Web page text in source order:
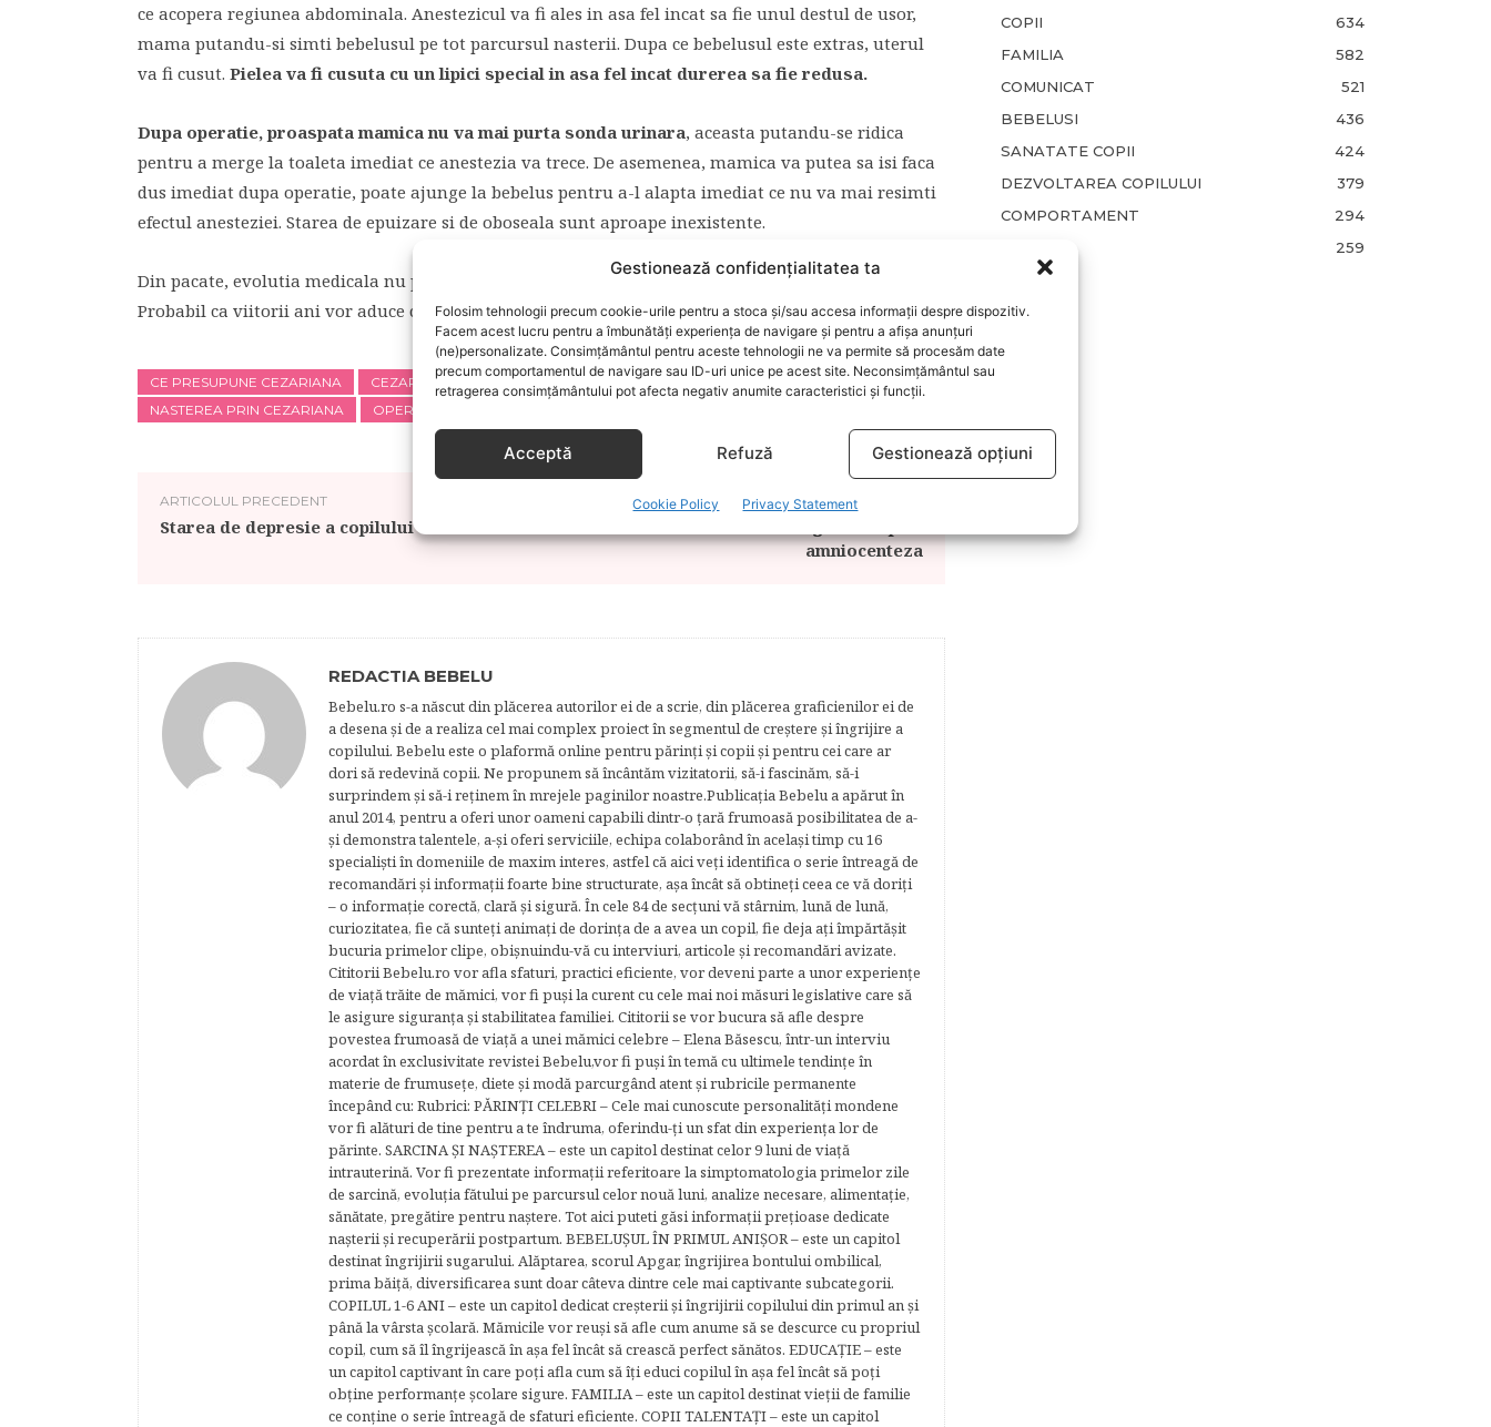
Gestionează confidențialitatea ta
Folosim tehnologii precum cookie-urile pentru a stoca și/sau accesa informații despre dispozitiv.
Facem acest lucru pentru a îmbunătăți experiența de navigare și pentru a afișa anunțuri
(ne)personalizate. Consimțământul pentru aceste tehnologii ne va permite să procesăm date
precum comportamentul de navigare sau ID-uri unice pe acest site. Neconsimțământul sau
retragerea consimțământului pot afecta negativ anumite caracteristici și funcții.
Acceptă Refuză Gestionează opțiuni
Cookie Policy Privacy Statement
ce acopera regiunea abdominala. Anestezicul va fi ales in asa fel incat sa fie unul destul de usor,
mama putandu-si simti bebelusul pe tot parcursul nasterii. Dupa ce bebelusul este extras, uterul
va fi cusut. Pielea va fi cusuta cu un lipici special in asa fel incat durerea sa fie redusa.
Dupa operatie, proaspata mamica nu va mai purta sonda urinara, aceasta putandu-se ridica
pentru a merge la toaleta imediat ce anestezia va trece. De asemenea, mamica va putea sa isi faca
dus imediat dupa operatie, poate ajunge la bebelus pentru a-l alapta imediat ce nu va mai resimti
efectul anesteziei. Starea de epuizare si de oboseala sunt aproape inexistente.
Din pacate, evolutia medicala nu permite aplicarea unei astfel de tehnici in prezent, in Romania.
Probabil ca viitorii ani vor aduce cadou asemenea procedee moderne.
CE PRESUPUNE CEZARIANA CEZARIANA CEZARIANA FARA DURERE
NASTERE
NASTEREA PRIN CEZARIANA
OPERATIA CEZARIANA
ARTICOLUL PRECEDENT
Starea de depresie a copilului care sforaie
ARTICOLUL URMĂTOR
amniocenteza
REDACTIA BEBELU
Bebelu.ro s-a născut din plăcerea autorilor ei de a scrie, din plăcerea graficienilor ei de
a desena şi de a realiza cel mai complex proiect în segmentul de creştere şi îngrijire a
copilului. Bebelu este o plaformă online pentru părinţi şi copii şi pentru cei care ar
dori să redevină copii. Ne propunem să încântăm vizitatorii, să-i fascinăm, să-i
surprindem şi să-i reţinem în mrejele paginilor noastre.​ Publicația Bebelu a apărut în
anul 2014, pentru a oferi unor oameni capabili dintr-o ţară frumoasă posibilitatea de a-
şi demonstra talentele, a-şi oferi serviciile, echipa colaborând în acelaşi timp cu 16
specialişti în domeniile de maxim interes, astfel că aici veţi identifica o serie întreagă de
recomandări şi informaţii foarte bine structurate, aşa încât să obtineţi ceea ce vă doriţi
– o informaţie corectă, clară şi sigură. În cele 84 de secțuni vă stârnim, lună de lună,
curiozitatea, fie că sunteţi animaţi de dorinţa de a avea un copil, fie deja aţi împărtăşit
bucuria primelor clipe, obişnuindu-vă cu interviuri, articole şi recomandări avizate.
Cititorii Bebelu.ro vor afla sfaturi, practici eficiente, vor deveni parte a unor experienţe
de viaţă trăite de mămici, vor fi puşi la curent cu cele mai noi măsuri legislative care să
le asigure siguranţa şi stabilitatea familiei. Cititorii se vor bucura să afle despre
povestea frumoasă de viață a unei mămici celebre – Elena Băsescu, într-un interviu
acordat în exclusivitate revistei Bebelu,vor fi puşi în temă cu ultimele tendinţe în
materie de frumuseţe, diete şi modă parcurgând atent şi rubricile permanente
începând cu: Rubrici: PĂRINŢI CELEBRI – Cele mai cunoscute personalităţi mondene
vor fi alături de tine pentru a te îndruma, oferindu-ţi un sfat din experienţa lor de
părinte. SARCINA ŞI NAŞTEREA – este un capitol destinat celor 9 luni de viaţă
intrauterină. Vor fi prezentate informaţii referitoare la simptomatologia primelor zile
de sarcină, evoluţia fătului pe parcursul celor nouă luni, analize necesare, alimentaţie,
sănătate, pregătire pentru naştere. Tot aici puteti găsi informaţii preţioase dedicate
naşterii şi recuperării postpartum. BEBELUŞUL ÎN PRIMUL ANIŞOR – este un capitol
destinat îngrijirii sugarului. Alăptarea, scorul Apgar, îngrijirea bontului ombilical,
prima băiţă, diversificarea sunt doar câteva dintre cele mai captivante subcategorii.
COPILUL 1-6 ANI – este un capitol dedicat creşterii şi îngrijirii copilului din primul an şi
până la vârsta şcolară. Mămicile vor reuşi să afle cum anume să se descurce cu propriul
copil, cum să îl îngrijească în aşa fel încât să crească perfect sănătos. EDUCAŢIE – este
un capitol captivant în care poţi afla cum să îţi educi copilul în aşa fel încât să poţi
obţine performanţe şcolare sigure. FAMILIA – este un capitol destinat vieţii de familie
ce conţine o serie întreagă de sfaturi eficiente. COPII TALENTAŢI – este un capitol
COPII
634
FAMILIA
582
COMUNICAT
521
BEBELUSI
436
SANATATE COPII
424
DEZVOLTAREA COPILULUI
379
COMPORTAMENT
294
259